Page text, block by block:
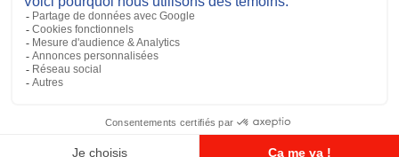
Accessoires général